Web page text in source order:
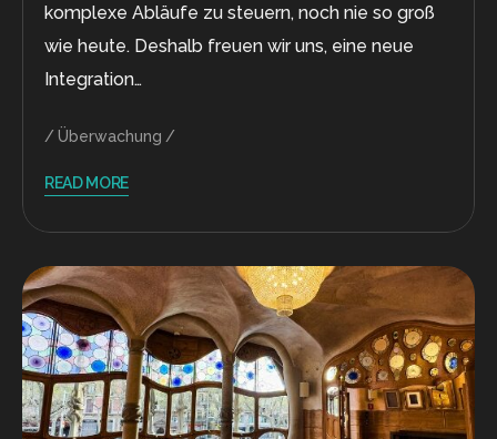
komplexe Abläufe zu steuern, noch nie so groß
wie heute. Deshalb freuen wir uns, eine neue
Integration…
Überwachung
READ MORE